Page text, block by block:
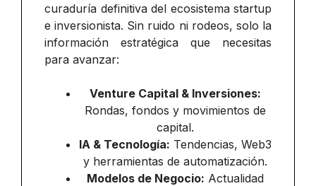
curaduría definitiva del ecosistema startup
e inversionista. Sin ruido ni rodeos, solo la
información estratégica que necesitas
para avanzar:
Venture Capital & Inversiones:
Rondas, fondos y movimientos de
capital.
IA & Tecnología: Tendencias, Web3
y herramientas de automatización.
Modelos de Negocio: Actualidad